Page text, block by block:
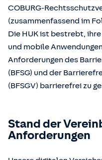
COBURG-
(zusammenfassend im
Die HUK ist bestrebt,
und mobile
Anforderungen des
(BFSG) und der
(BFSGV) barrierefrei zu
Stand der
Anforderungen